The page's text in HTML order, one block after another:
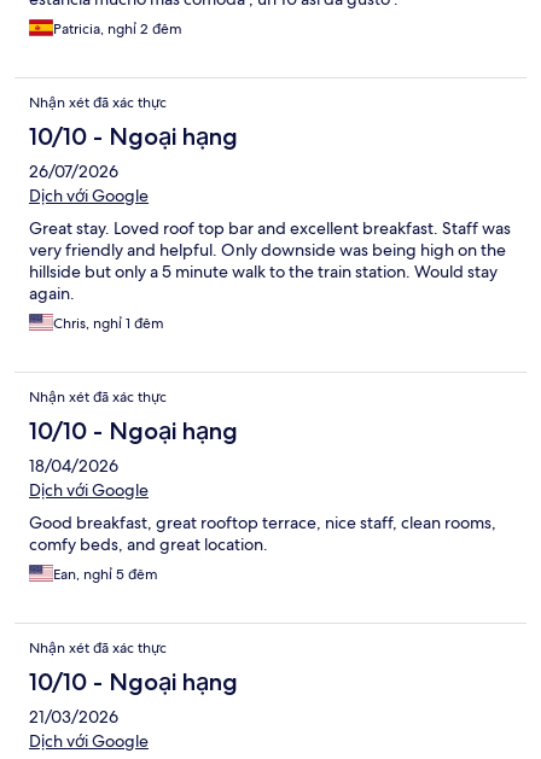
Patricia, nghỉ 2 đêm
Nhận xét đã xác thực
10/10 - Ngoại hạng
26/07/2026
Dịch với Google
Great stay. Loved roof top bar and excellent breakfast. Staff was
very friendly and helpful. Only downside was being high on the
hillside but only a 5 minute walk to the train station. Would stay
again.
Chris, nghỉ 1 đêm
Nhận xét đã xác thực
10/10 - Ngoại hạng
18/04/2026
Dịch với Google
Good breakfast, great rooftop terrace, nice staff, clean rooms,
comfy beds, and great location.
Ean, nghỉ 5 đêm
Nhận xét đã xác thực
10/10 - Ngoại hạng
21/03/2026
Dịch với Google